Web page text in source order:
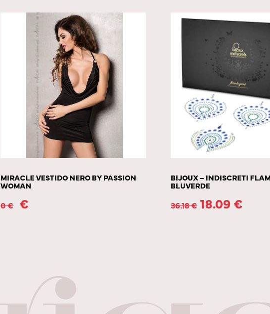
MIRACLE VESTIDO NERO BY PASSION
WOMAN
0€ €
BIJOUX – INDISCRETI
BLUVERDE
36.18€ 18.09 €